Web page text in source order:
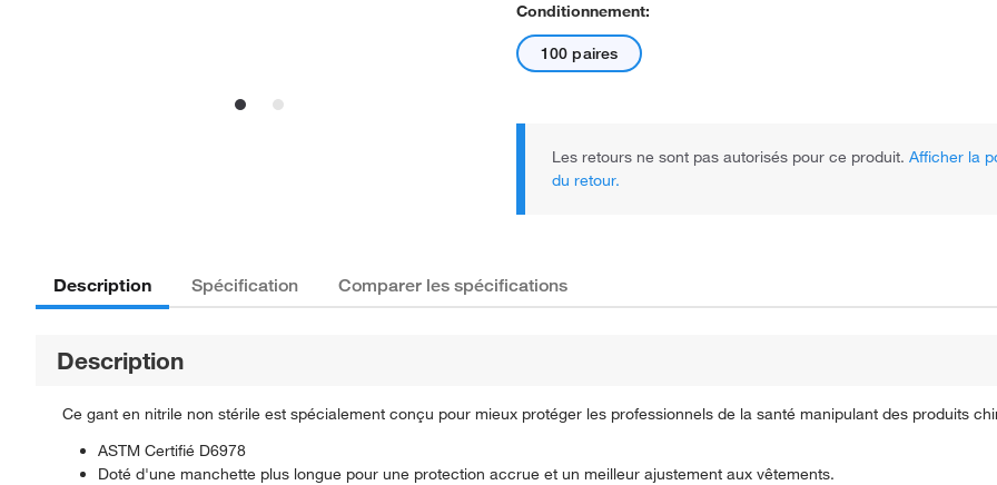
Conditionnement:
100 paires
Les retours ne sont pas autorisés pour ce produit. Afficher la
du retour.
Description Spécification Comparer les spécifications
Description
Ce gant en nitrile non stérile est spécialement conçu pour mieux protéger les professionnels de la santé manipulant des produits
ASTM Certifié D6978
Doté d'une manchette plus longue pour une protection accrue et un meilleur ajustement aux vêtements.